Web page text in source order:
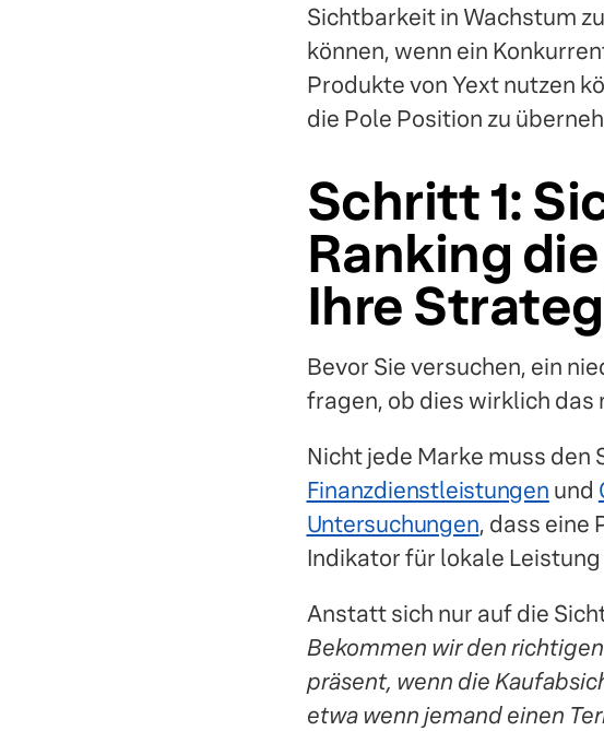
Sichtbarkeit in Wachstum
können, wenn ein
Produkte von Yext nutzen
die Pole Position zu
Schritt 1:
Ranking
Ihre
Bevor Sie versuchen, ein
fragen, ob dies wirklich das
Nicht jede Marke muss den
Finanzdienstleistungen und
Untersuchungen, dass eine
Indikator für lokale
Anstatt sich nur auf die
Bekommen wir den
präsent, wenn die
etwa wenn jemand einen